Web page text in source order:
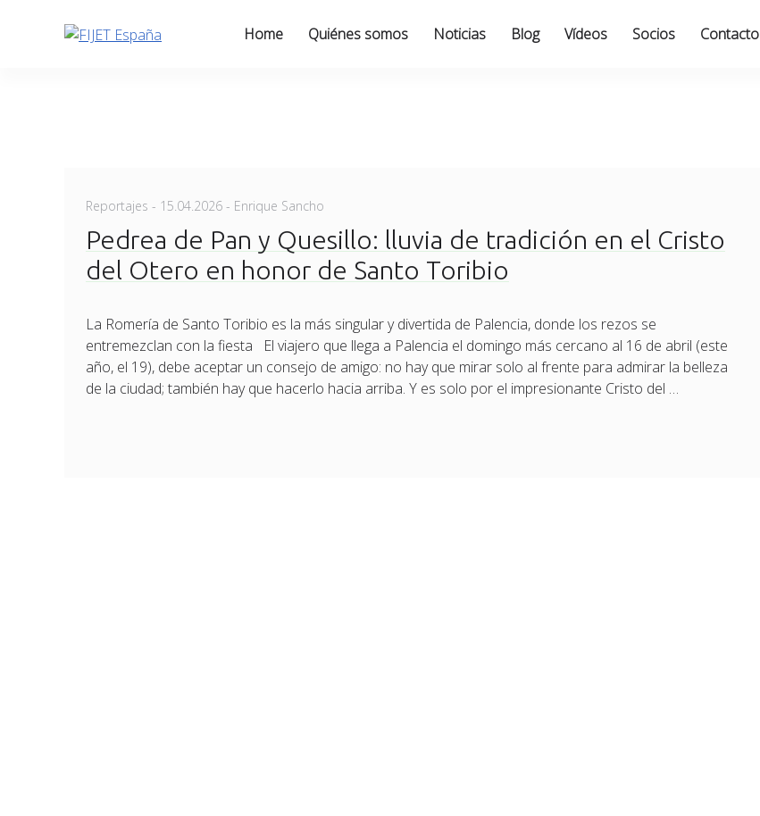
Home Quiénes somos Noticias Blog Vídeos Socios Contacto
Reportajes - Posted
15.04.2026 - Enrique Sancho
Pedrea de Pan y Quesillo: lluvia de tradición en el Cristo
del Otero en honor de Santo Toribio
La Romería de Santo Toribio es la más singular y divertida de Palencia, donde los rezos se
entremezclan con la fiesta El viajero que llega a Palencia el domingo más cercano al 16 de abril (este
año, el 19), debe aceptar un consejo de amigo: no hay que mirar solo al frente para admirar la belleza
de la ciudad; también hay que hacerlo hacia arriba. Y es solo por el impresionante Cristo del …